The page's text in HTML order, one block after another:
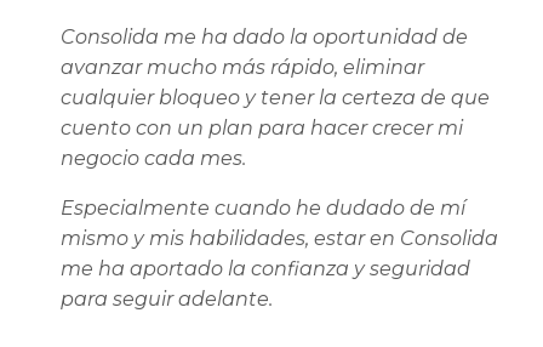
Consolida me ha dado la oportunidad de
avanzar mucho más rápido, eliminar
cualquier bloqueo y tener la certeza de que
cuento con un plan para hacer crecer mi
negocio cada mes.
Especialmente cuando he dudado de mí
mismo y mis habilidades, estar en Consolida
me ha aportado la confianza y seguridad
para seguir adelante.